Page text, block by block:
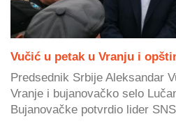
Vučić u petak u Vranju i
Predsednik Srbije Aleksandar
Vranje i bujanovačko selo
Bujanovačke potvrdio lider